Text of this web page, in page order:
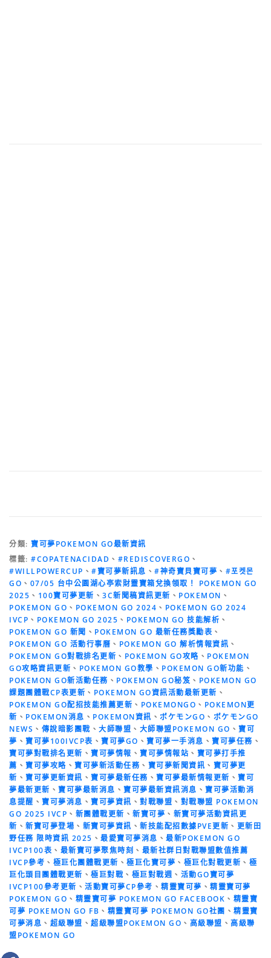
分類: 寶可夢POKEMON GO最新資訊
標籤: #COPATENACIDAD 、 #REDISCOVERGO 、
#WILLPOWERCUP 、 #寶可夢新訊息 、 #神奇寶貝寶可夢 、 #포켓몬
GO 、 07/05 台中公園湖心亭索財靈寶箱兌換領取！ POKEMON GO
2025 、 100寶可夢更新 、 3C新聞稿資訊更新 、 POKEMON 、
POKEMON GO 、 POKEMON GO 2024 、 POKEMON GO 2024
IVCP 、 POKEMON GO 2025 、 POKEMON GO 技能解析 、
POKEMON GO 新聞 、 POKEMON GO 最新任務獎勵表 、
POKEMON GO 活動行事曆 、 POKEMON GO 解析情報資訊 、
POKEMON GO對戰排名更新 、 POKEMON GO攻略 、 POKEMON
GO攻略資訊更新 、 POKEMON GO教學 、 POKEMON GO新功能 、
POKEMON GO新活動任務 、 POKEMON GO秘笈 、 POKEMON GO
課題團體戰CP表更新 、 POKEMON GO資訊活動最新更新 、
POKEMON GO配招技能推薦更新 、 POKEMONGO 、 POKEMON更
新 、 POKEMON消息 、 POKEMON資訊 、 ポケモンGO 、 ポケモンGO
NEWS 、 傳說暗影團戰 、 大師聯盟 、 大師聯盟POKEMON GO 、 寶可
夢 、 寶可夢100IVCP表 、 寶可夢GO 、 寶可夢一手消息 、 寶可夢任務 、
寶可夢對戰排名更新 、 寶可夢情報 、 寶可夢情報站 、 寶可夢打手推
薦 、 寶可夢攻略 、 寶可夢新活動任務 、 寶可夢新聞資訊 、 寶可夢更
新 、 寶可夢更新資訊 、 寶可夢最新任務 、 寶可夢最新情報更新 、 寶可
夢最新更新 、 寶可夢最新消息 、 寶可夢最新資訊消息 、 寶可夢活動消
息提醒 、 寶可夢消息 、 寶可夢資訊 、 對戰聯盟 、 對戰聯盟 POKEMON
GO 2025 IVCP 、 新團體戰更新 、 新寶可夢 、 新寶可夢活動資訊更
新 、 新寶可夢登場 、 新寶可夢資訊 、 新技能配招數據PVE更新 、 更新田
野任務 限時資訊 2025 、 最愛寶可夢消息 、 最新POKEMON GO
IVCP100表 、 最新寶可夢聚焦時刻 、 最新社群日對戰聯盟數值推薦
IVCP參考 、 極巨化團體戰更新 、 極巨化寶可夢 、 極巨化對戰更新 、 極
巨化頭目團體戰更新 、 極巨對戰 、 極巨對戰週 、 活動GO寶可夢
IVCP100參考更新 、 活動寶可夢CP參考 、 精靈寶可夢 、 精靈寶可夢
POKEMON GO 、 精靈寶可夢 POKEMON GO FACEBOOK 、 精靈寶
可夢 POKEMON GO FB 、 精靈寶可夢 POKEMON GO社團 、 精靈寶
可夢消息 、 超級聯盟 、 超級聯盟POKEMON GO 、 高級聯盟 、 高級聯
盟POKEMON GO